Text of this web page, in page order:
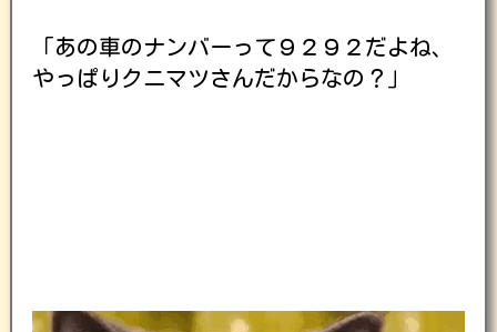
「あの車のナンバーって９２９２だよね、
やっぱりクニマツさんだからなの？」